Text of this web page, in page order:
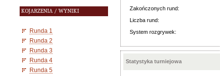
KOJARZENIA / WYNIKI
Runda 1
Runda 2
Runda 3
Runda 4
Runda 5
Zakończonych rund:
Liczba rund:
System rozgrywek:
Statystyka turniejowa